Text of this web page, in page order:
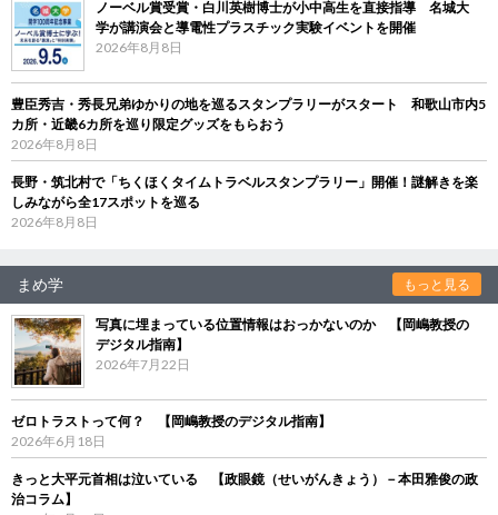
ノーベル賞受賞・白川英樹博士が小中高生を直接指導 名城大
学が講演会と導電性プラスチック実験イベントを開催
2026年8月8日
豊臣秀吉・秀長兄弟ゆかりの地を巡るスタンプラリーがスタート 和歌山市内5
カ所・近畿6カ所を巡り限定グッズをもらおう
2026年8月8日
長野・筑北村で「ちくほくタイムトラベルスタンプラリー」開催！謎解きを楽
しみながら全17スポットを巡る
2026年8月8日
まめ学 もっと見る
写真に埋まっている位置情報はおっかないのか 【岡嶋教授の
デジタル指南】
2026年7月22日
ゼロトラストって何？ 【岡嶋教授のデジタル指南】
2026年6月18日
きっと大平元首相は泣いている 【政眼鏡（せいがんきょう）－本田雅俊の政
治コラム】